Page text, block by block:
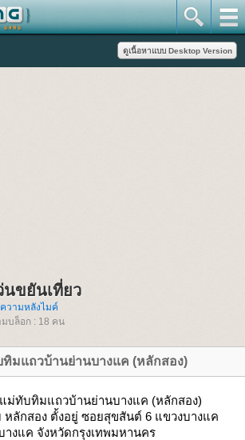
นขยันเที่ยว
วามหลังไมค์
บล็อก : 18 คน
มแถวบ้านย่านบางแค (หลักสอง)
ม่ทับทิมแถวบ้านย่านบางแค (หลักสอง)
หลักสองตั้งอยู่ ซอยสุขสันต์ 6 แขวงบางแค
างแค จังหวัดกรุงเทพมหานคร